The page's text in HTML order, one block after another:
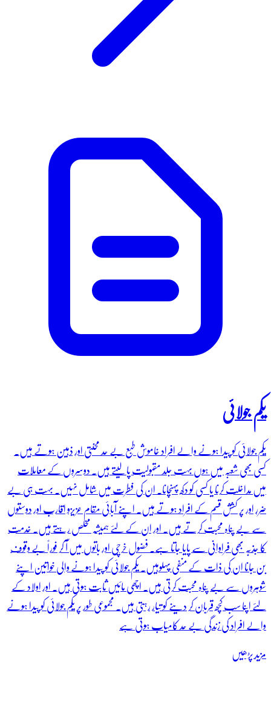
یکم جولائی
یکم جولائی کو پیدا ہونے والے افراد خاموش طبع بے حد محنتی اور ذہین ہوتے ہیں۔
کسی بھی شعبہ میں ہوں بہت جلد مقبولیت پا لیتے ہیں۔ دوسروں کے معاملات
میں مداخلت کرنا یا کسی کو دکھ پہنچانا۔ ان کی فطرت میں شامل نہیں۔ بہت ہی بے
ضرر اور پر کشش قسم کے افراد ہوتے ہیں۔ اپنے آبائی مقام عزیزو اقارب اور دوستوں
سے بے پناہ محبت کرتے ہیں۔ اور ان کے لئے ہمیشہ مخلص رہتے ہیں۔ خدمت
کا جذبہ بھی فراوانی سے پایا جاتا ہے۔ فضول خرچی اور باتوں میں آ کر فوراً بے وقوف
بن جانا ان کی ذات کے منفی پہلوہیں۔ یکم جولائی کو پیدا ہونے والی خواتین اپنے
شوہروں سے بے پناہ محبت کرتی ہیں۔ اچھی مائیں ثابت ہوتی ہیں۔ اور اولاد کے
لئے اپنا سب کچھ قربان کر دینے کو تیار رہتی ہیں۔ مجموعی طور پر یکم جولائی کو پیدا ہونے
والے افراد کی زندگی بے حد کامیاب ہوتی ہے
مزید پڑھیں